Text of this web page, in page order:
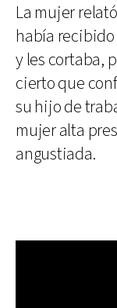
La mujer
había recibido
y les cortaba,
cierto que
su hijo de
mujer alta
angustiada.